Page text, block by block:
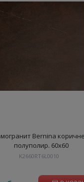
Bernina
полуполир. 60х60
K2660RT6L0010